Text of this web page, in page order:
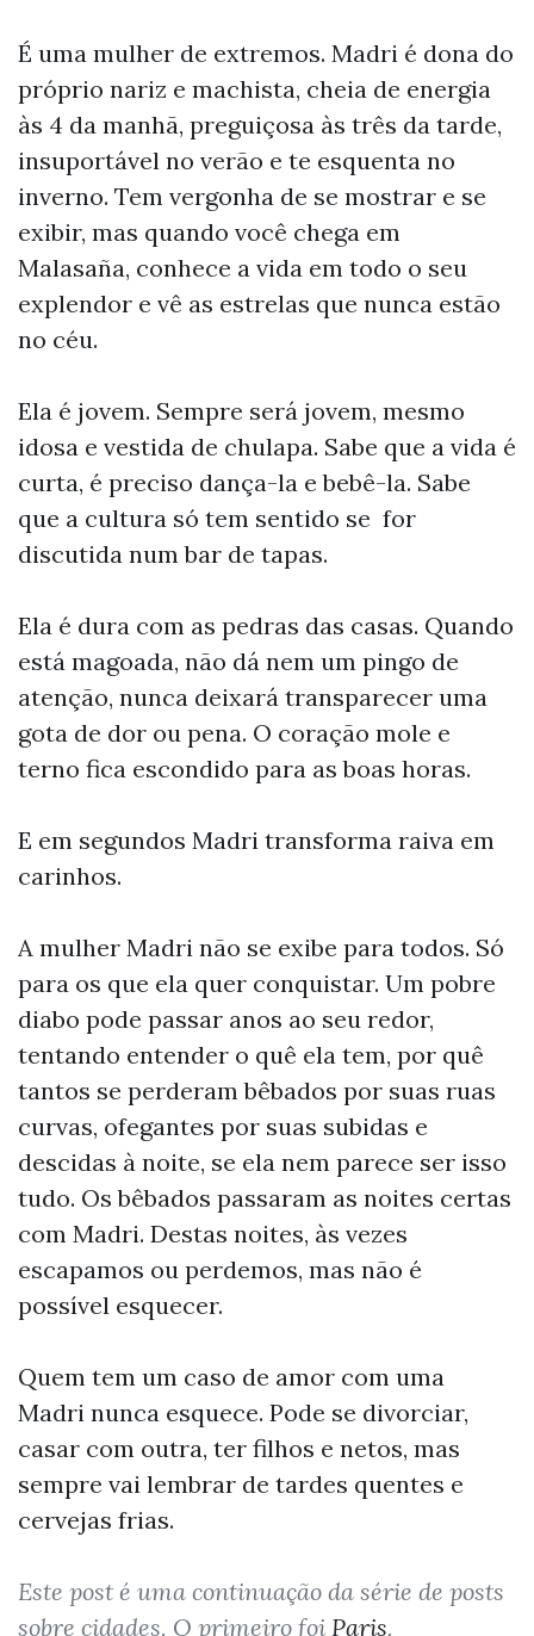
É uma mulher de extremos. Madri é dona do
próprio nariz e machista, cheia de energia
às 4 da manhã, preguiçosa às três da tarde,
insuportável no verão e te esquenta no
inverno. Tem vergonha de se mostrar e se
exibir, mas quando você chega em
Malasaña, conhece a vida em todo o seu
explendor e vê as estrelas que nunca estão
no céu.
Ela é jovem. Sempre será jovem, mesmo
idosa e vestida de chulapa. Sabe que a vida é
curta, é preciso dança-la e bebê-la. Sabe
que a cultura só tem sentido se for
discutida num bar de tapas.
Ela é dura com as pedras das casas. Quando
está magoada, não dá nem um pingo de
atenção, nunca deixará transparecer uma
gota de dor ou pena. O coração mole e
terno fica escondido para as boas horas.
E em segundos Madri transforma raiva em
carinhos.
A mulher Madri não se exibe para todos. Só
para os que ela quer conquistar. Um pobre
diabo pode passar anos ao seu redor,
tentando entender o quê ela tem, por quê
tantos se perderam bêbados por suas ruas
curvas, ofegantes por suas subidas e
descidas à noite, se ela nem parece ser isso
tudo. Os bêbados passaram as noites certas
com Madri. Destas noites, às vezes
escapamos ou perdemos, mas não é
possível esquecer.
Quem tem um caso de amor com uma
Madri nunca esquece. Pode se divorciar,
casar com outra, ter filhos e netos, mas
sempre vai lembrar de tardes quentes e
cervejas frias.
Este post é uma continuação da série de posts
sobre cidades. O primeiro foi Paris.